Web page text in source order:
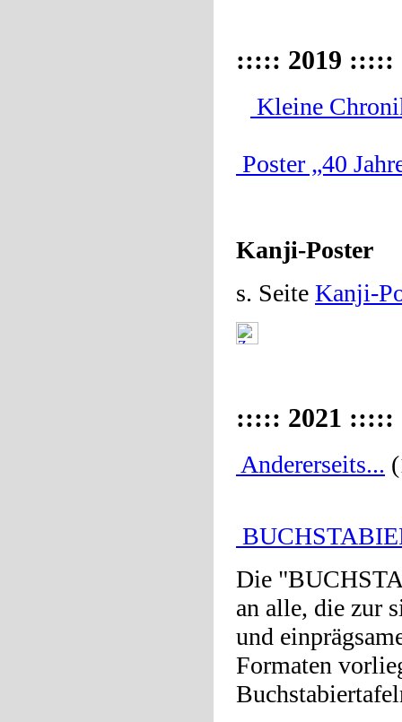
::::: 2019 :::::
Kleine
Poster „40
Kanji-Poster
s. Seite Kanji-
::::: 2021 :::::
Andererseits...
Die
an alle, die zur
und
Formaten